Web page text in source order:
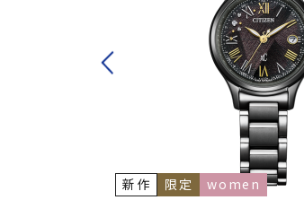
新作 限定 women